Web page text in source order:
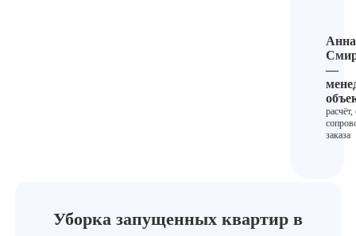
Анна
—
расчёт,
заказа
Уборка запущенных квартир в